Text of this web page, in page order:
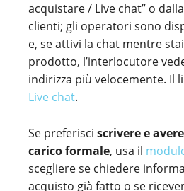
acquistare / Live chat” o
clienti; gli operatori sono
e, se attivi la chat mentre
prodotto, l’interlocutore
indirizza più velocemente. Il
Live chat.
Se preferisci scrivere e
carico formale, usa il
scegliere se chiedere
acquisto già fatto o se